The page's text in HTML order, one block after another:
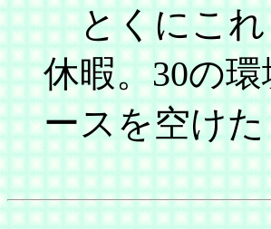
とくにこれ
休暇。30の
ースを空け